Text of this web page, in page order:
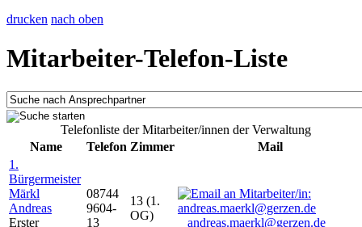
drucken nach oben
Mitarbeiter-Telefon-Liste
Telefonliste der Mitarbeiter/innen der Verwaltung
Name
Telefon Zimmer
Mail
1.
Bürgermeister
Märkl
Andreas
Erster
08744
9604-
13
13 (1.
OG)
andreas.maerkl@gerzen.de